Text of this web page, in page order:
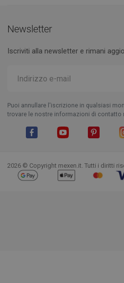
Newsletter
Iscriviti alla newsletter e rimani
Puoi annullare l'iscrizione in qualsiasi
trovare le nostre informazioni di contatto
2026 © Copyright mexen.it. Tutti i diritti